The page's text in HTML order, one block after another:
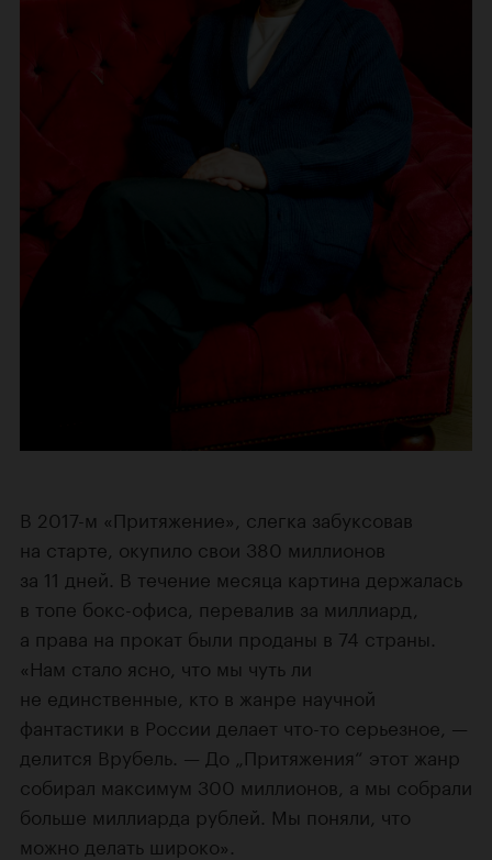
В 2017-м «Притяжение», слегка забуксовав
на старте, окупило свои 380 миллионов
за 11 дней. В течение месяца картина держалась
в топе бокс-офиса, перевалив за миллиард,
а права на прокат были проданы в 74 страны.
«Нам стало ясно, что мы чуть ли
не единственные, кто в жанре научной
фантастики в России делает что-то серьезное, —
делится Врубель. — До „Притяжения“ этот жанр
собирал максимум 300 миллионов, а мы собрали
больше миллиарда рублей. Мы поняли, что
можно делать широко».